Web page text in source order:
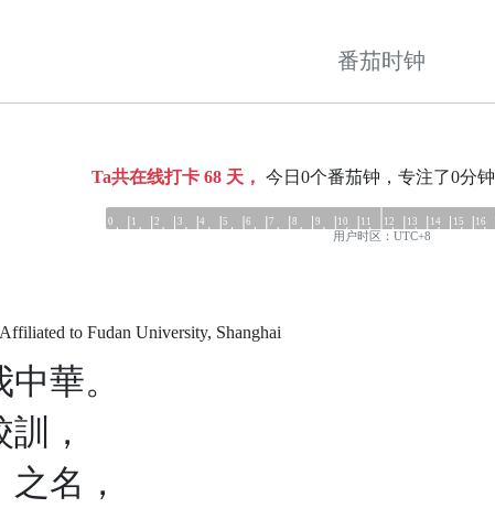
番茄时钟
Ta共在线打卡68 天， 今日0个番茄钟，专注了0分钟
0 1 2 3 4 5 6 7 8 9 10 11 12 13 14 15 16
用户时区：UTC+8
to Fudan University, Shanghai
華。
，
名，